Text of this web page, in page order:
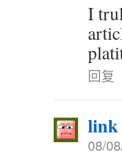
I
回复
link
08/